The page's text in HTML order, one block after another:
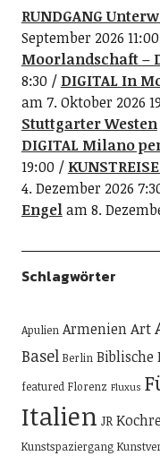
RUNDGANG
September 2026 11:00
Moorlandschaft –
8:30
DIGITAL In
am 7. Oktober 2026
Stuttgarter Westen
DIGITAL Milano
19:00
4. Dezember 2026
Engelam 8.
Schlagwörter
Apulien ArmenienArt
Basel Berlin Biblische
featured Florenz Fluxus
Italien JR
Kunstspaziergang